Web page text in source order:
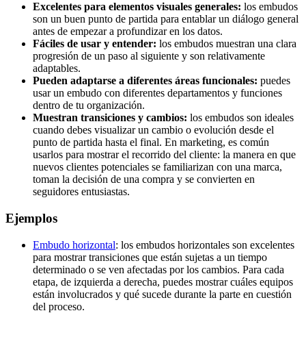
Excelentes para elementos visuales generales: los embudos
son un buen punto de partida para entablar un diálogo general
antes de empezar a profundizar en los datos.
Fáciles de usar y entender: los embudos muestran una clara
progresión de un paso al siguiente y son relativamente
adaptables.
Pueden adaptarse a diferentes áreas funcionales: puedes
usar un embudo con diferentes departamentos y funciones
dentro de tu organización.
Muestran transiciones y cambios: los embudos son ideales
cuando debes visualizar un cambio o evolución desde el
punto de partida hasta el final. En marketing, es común
usarlos para mostrar el recorrido del cliente: la manera en que
nuevos clientes potenciales se familiarizan con una marca,
toman la decisión de una compra y se convierten en
seguidores entusiastas.
Ejemplos
Embudo horizontal: los embudos horizontales son excelentes
para mostrar transiciones que están sujetas a un tiempo
determinado o se ven afectadas por los cambios. Para cada
etapa, de izquierda a derecha, puedes mostrar cuáles equipos
están involucrados y qué sucede durante la parte en cuestión
del proceso.